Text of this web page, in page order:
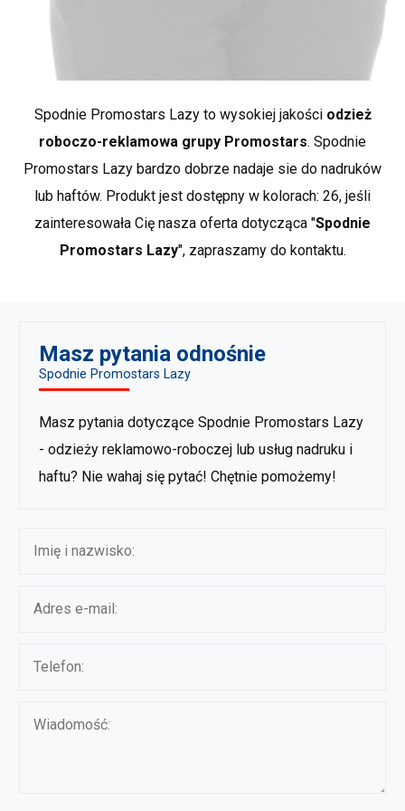
*przybliżone wymiary +/- 2 cm
Marka PROMOSTARS to odzież reklamowa w najlepszym
wydaniu. Naszą bazę stanowią proste, klasyczne fasony,
a wykorzystywane materiały nadają im docenianej
jakości i trwałości. PROMOSTARS, to kompletna oferta
produktów marki Promostars.
Spodnie Promostars Lazy to wysokiej jakości odzież
roboczo-reklamowa grupy Promostars. Spodnie
Promostars Lazy bardzo dobrze nadaje sie do nadruków
lub haftów. Produkt jest dostępny w kolorach: 26, jeśli
zainteresowała Cię nasza oferta dotycząca "Spodnie
Promostars Lazy", zapraszamy do kontaktu.
Masz pytania odnośnie
Spodnie Promostars Lazy
Masz pytania dotyczące Spodnie Promostars Lazy
- odzieży reklamowo-roboczej lub usług nadruku i
haftu? Nie wahaj się pytać! Chętnie pomożemy!